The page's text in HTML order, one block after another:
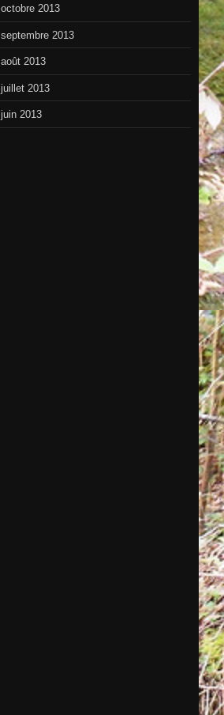
octobre 2013
septembre 2013
août 2013
juillet 2013
juin 2013